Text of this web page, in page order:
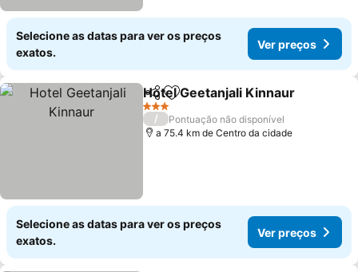
Selecione as datas para ver os preços
exatos.
Ver preços
PartilharAdicionar aos favoritos
Hotel Geetanjali Kinnaur
3 Estrelas
/
Pontuação não disponível
a 75.4 km de Centro da cidade
Selecione as datas para ver os preços
exatos.
Ver preços